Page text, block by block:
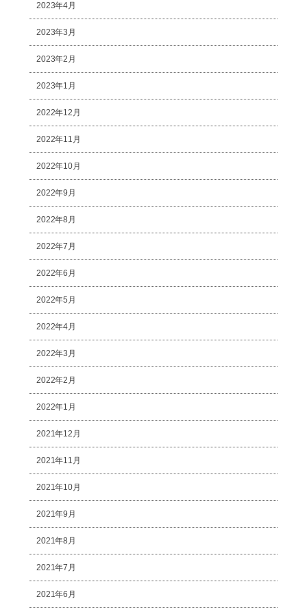
2023年4月
2023年3月
2023年2月
2023年1月
2022年12月
2022年11月
2022年10月
2022年9月
2022年8月
2022年7月
2022年6月
2022年5月
2022年4月
2022年3月
2022年2月
2022年1月
2021年12月
2021年11月
2021年10月
2021年9月
2021年8月
2021年7月
2021年6月